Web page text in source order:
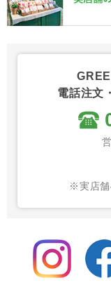
電話注文
※実店舗